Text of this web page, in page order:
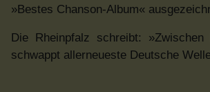
»Bestes Chanson-Album«
Die Rheinpfalz schreibt:
schwappt allerneueste Deutsche